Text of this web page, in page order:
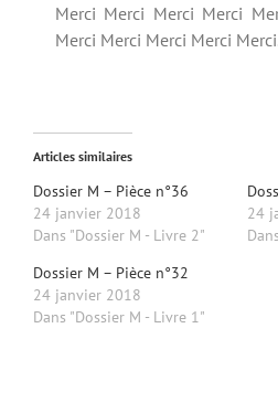
Merci Merci Merci Merci
Merci Merci Merci Merci
Articles similaires
Dossier M – Pièce n°36
24 janvier 2018
Dans "Dossier M - Livre 2"
24
Dossier M – Pièce n°32
24 janvier 2018
Dans "Dossier M - Livre 1"